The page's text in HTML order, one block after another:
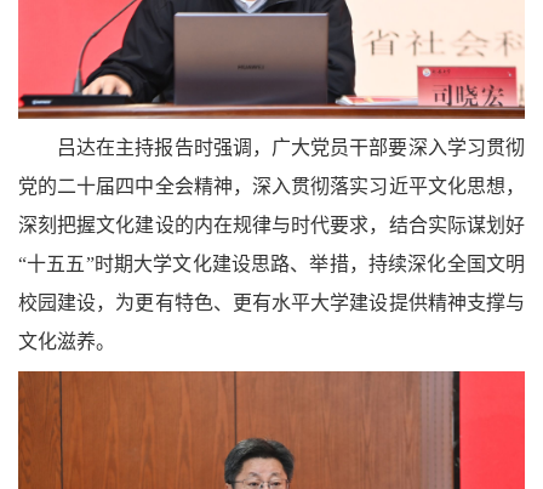
吕达在主持报告时强调，广大党员干部要深入学习贯彻
党的二十届四中全会精神，深入贯彻落实习近平文化思想，
深刻把握文化建设的内在规律与时代要求，结合实际谋划好
“十五五”时期大学文化建设思路、举措，持续深化全国文明
校园建设，为更有特色、更有水平大学建设提供精神支撑与
文化滋养。